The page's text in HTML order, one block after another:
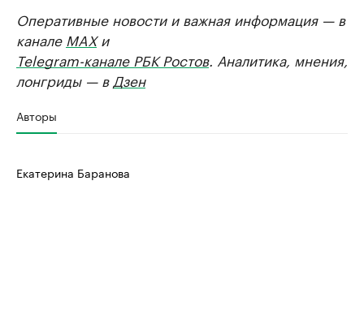
Оперативные новости и важная информация — в
канале MAXи
Telegram-канале РБК Ростов. Аналитика, мнения,
лонгриды — в Дзен
Авторы
Екатерина Баранова